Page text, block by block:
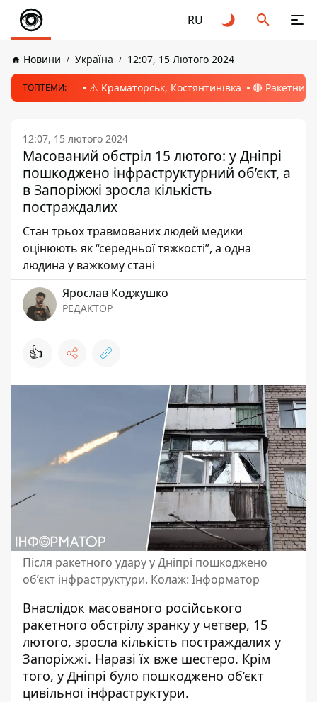
RU
Новини Україна 12:07, 15 Лютого 2024
ТОПТЕМИ: ⚠️ Краматорськ, Костянтинівка 🔴 Ракетний
12:07, 15 лютого 2024
Масований обстріл 15 лютого: у Дніпрі
пошкоджено інфраструктурний об’єкт, а
в Запоріжжі зросла кількість
постраждалих
Стан трьох травмованих людей медики
оцінюють як “середньої тяжкості”, а одна
людина у важкому стані
Ярослав Коджушко
РЕДАКТОР
👍
Після ракетного удару у Дніпрі пошкоджено
об’єкт інфраструктури. Колаж: Інформатор
Внаслідок масованого російського
ракетного обстрілу зранку у четвер, 15
лютого, зросла кількість постраждалих у
Запоріжжі. Наразі їх вже шестеро. Крім
того, у Дніпрі було пошкоджено об’єкт
цивільної інфраструктури.